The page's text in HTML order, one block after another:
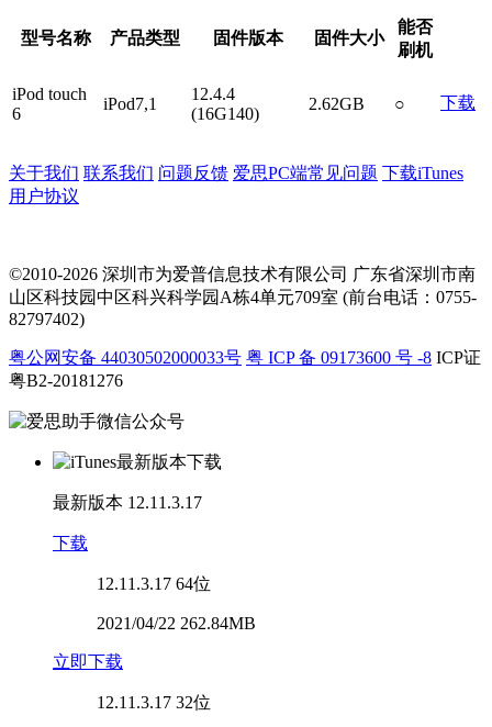
型号名称 产品类型 固件版本 固件大小
能否
刷机
iPod touch
6
iPod7,1
12.4.4
(16G140)
2.62GB ○ 下载
关于我们 联系我们 问题反馈 爱思PC端常见问题 下载iTunes
用户协议
©2010-2026 深圳市为爱普信息技术有限公司 广东省深圳市南
山区科技园中区科兴科学园A栋4单元709室 (前台电话：0755-
82797402)
粤公网安备 44030502000033号 粤 ICP 备 09173600 号 -8 ICP证
粤B2-20181276
最新版本 12.11.3.17
下载
12.11.3.17 64位
2021/04/22 262.84MB
立即下载
12.11.3.17 32位